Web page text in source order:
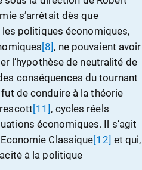
s’arrêtait dès que
politiques économiques,
[8] , ne pouvaient avoir
l’hypothèse de neutralité de
des conséquences du tournant
de conduire à la théorie
[11] , cycles réels
économiques. Il s’agit
Classique[12] et qui,
à la politique